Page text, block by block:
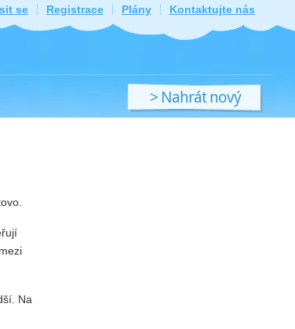
se Registrace Plány Kontaktujte nás
> Nahrát nový
Na